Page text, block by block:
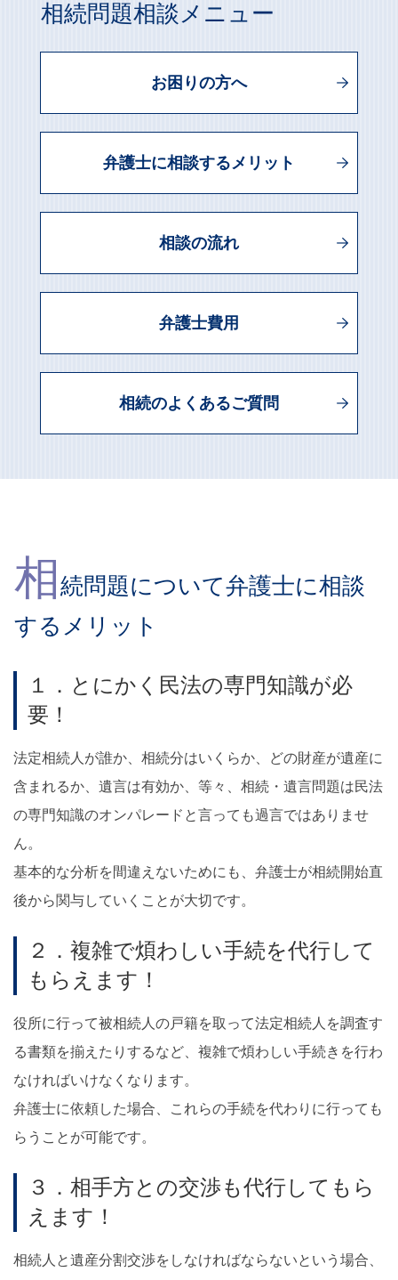
相続問題相談メニュー
お困りの方へ
弁護士に相談するメリット
相談の流れ
弁護士費用
相続のよくあるご質問
相 続問題について弁護士に相談
するメリット
１．とにかく民法の専門知識が必
要！
法定相続人が誰か、相続分はいくらか、どの財産が遺産に
含まれるか、遺言は有効か、等々、相続・遺言問題は民法
の専門知識のオンパレードと言っても過言ではありませ
ん。
基本的な分析を間違えないためにも、弁護士が相続開始直
後から関与していくことが大切です。
２．複雑で煩わしい手続を代行して
もらえます！
役所に行って被相続人の戸籍を取って法定相続人を調査す
る書類を揃えたりするなど、複雑で煩わしい手続きを行わ
なければいけなくなります。
弁護士に依頼した場合、これらの手続を代わりに行っても
らうことが可能です。
３．相手方との交渉も代行してもら
えます！
相続人と遺産分割交渉をしなければならないという場合、